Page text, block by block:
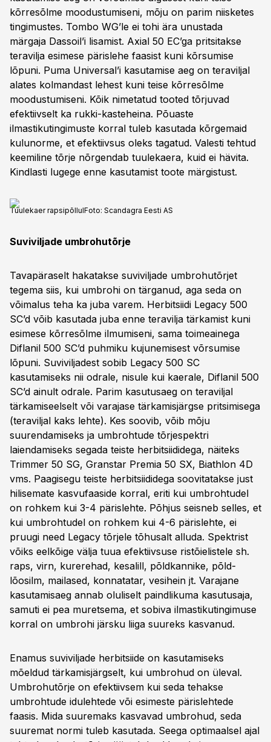
kõrresõlme moodustumiseni, mõju on parim niisketes
tingimustes. Tombo WG’le ei tohi ära unustada
märgaja Dassoil’i lisamist. Axial 50 EC’ga pritsitakse
teravilja esimese pärislehe faasist kuni kõrsumise
lõpuni. Puma Universal’i kasutamise aeg on teraviljal
alates kolmandast lehest kuni teise kõrresõlme
moodustumiseni. Kõik nimetatud tooted tõrjuvad
efektiivselt ka rukki-kasteheina. Põuaste
ilmastikutingimuste korral tuleb kasutada kõrgemaid
kulunorme, et efektiivsus oleks tagatud. Valesti tehtud
keemiline tõrje nõrgendab tuulekaera, kuid ei hävita.
Kindlasti lugege enne kasutamist toote märgistust.
Tuulekaer rapsipõllulFoto: Scandagra Eesti AS
Suviviljade umbrohutõrje
Tavapäraselt hakatakse suviviljade umbrohutõrjet
tegema siis, kui umbrohi on tärganud, aga seda on
võimalus teha ka juba varem. Herbitsiidi Legacy 500
SC’d võib kasutada juba enne teravilja tärkamist kuni
esimese kõrresõlme ilmumiseni, sama toimeainega
Diflanil 500 SC’d puhmiku kujunemisest võrsumise
lõpuni. Suviviljadest sobib Legacy 500 SC
kasutamiseks nii odrale, nisule kui kaerale, Diflanil 500
SC’d ainult odrale. Parim kasutusaeg on teraviljal
tärkamiseelselt või varajase tärkamisjärgse pritsimisega
(teraviljal kaks lehte). Kes soovib, võib mõju
suurendamiseks ja umbrohtude tõrjespektri
laiendamiseks segada teiste herbitsiididega, näiteks
Trimmer 50 SG, Granstar Premia 50 SX, Biathlon 4D
vms. Paagisegu teiste herbitsiididega soovitatakse just
hilisemate kasvufaaside korral, eriti kui umbrohtudel
on rohkem kui 3-4 pärislehte. Põhjus seisneb selles, et
kui umbrohtudel on rohkem kui 4-6 pärislehte, ei
pruugi need Legacy tõrjele tõhusalt alluda. Spektrist
võiks eelkõige välja tuua efektiivsuse ristõielistele sh.
raps, virn, kurerehad, kesalill, põldkannike, põld-
lõosilm, mailased, konnatatar, vesihein jt. Varajane
kasutamisaeg annab oluliselt paindlikuma kasutusaja,
samuti ei pea muretsema, et sobiva ilmastikutingimuse
korral on umbrohi järsku liiga suureks kasvanud.
Enamus suviviljade herbitsiide on kasutamiseks
mõeldud tärkamisjärgselt, kui umbrohud on üleval.
Umbrohutõrje on efektiivsem kui seda tehakse
umbrohtude idulehtede või esimeste pärislehtede
faasis. Mida suuremaks kasvavad umbrohud, seda
suuremat normi tuleb kasutada. Seega optimaalsel ajal